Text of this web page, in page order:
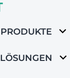
PRODUKTE
LÖSUNGEN